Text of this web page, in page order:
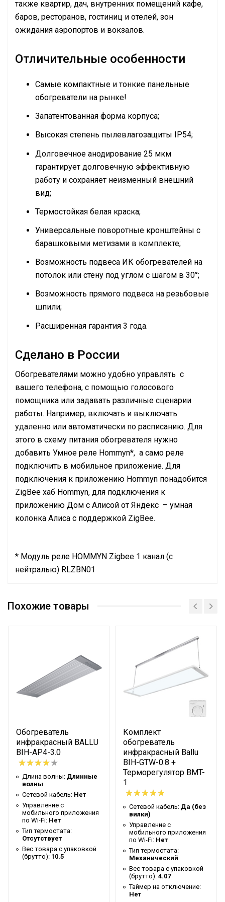
также квартир, дач, внутренних помещений кафе,
баров, ресторанов, гостиниц и отелей, зон
ожидания аэропортов и вокзалов.
Отличительные особенности
Самые компактные и тонкие панельные
обогреватели на рынке!
Запатентованная форма корпуса;
Высокая степень пылевлагозащиты IP54;
Долговечное анодирование 25 мкм
гарантирует долговечную эффективную
работу и сохраняет неизменный внешний
вид;
Термостойкая белая краска;
Универсальные поворотные кронштейны с
барашковыми метизами в комплекте;
Возможность подвеса ИК обогревателей на
потолок или стену под углом с шагом в 30°;
Возможность прямого подвеса на резьбовые
шпили;
Расширенная гарантия 3 года.
Сделано в России
Обогревателями можно удобно управлять с
вашего телефона, с помощью голосового
помощника или задавать различные сценарии
работы. Например, включать и выключать
удаленно или автоматически по расписанию. Для
этого в схему питания обогревателя нужно
добавить Умное реле Hommyn*, а само реле
подключить в мобильное приложение. Для
подключения к приложению Hommyn понадобится
ZigBee хаб Hommyn, для подключения к
приложению Дом с Алисой от Яндекс – умная
колонка Алиса с поддержкой ZigBee.
* Модуль реле HOMMYN Zigbee 1 канал (с
нейтралью) RLZBN01
Сетевой кабель
Тип термостата
Доп.опция
Вес товара с упаковкой
(брутто)
Гарантийный документ
Гарантийный талон
Глубина упаковки товара
15
Макс. высота установки
3.5
Крепление на штатив
Нет
Цвет корпуса
Белый
Ширина упаковки товара
112
Бренд
Ballu
Макс. потребляемая
Панельный
нагревательный
Сертификат
Похожие товары
Обогреватель
инфракрасный BALLU
BIH-AP4-3.0
Длина волны: Длинные
волны
Сетевой кабель: Нет
Управление c
мобильного приложения
по Wi-Fi: Нет
Тип термостата:
Отсутствует
Вес товара с упаковкой
(брутто): 10.5
Комплект
обогреватель
инфракрасный Ballu
BIH-GTW-0.8 +
Терморегулятор BMT-
1
Сетевой кабель: Да (без
вилки)
Управление c
мобильного приложения
по Wi-Fi: Нет
Тип термостата:
Механический
Вес товара с упаковкой
(брутто): 4.07
Таймер на отключение:
Нет